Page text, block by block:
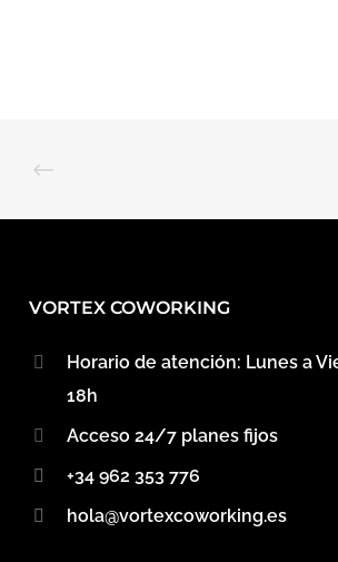
VORTEX COWORKING
Horario de atención: Lunes a
18h
Acceso 24/7 planes fijos
+34 962 353 776
hola@vortexcoworking.es